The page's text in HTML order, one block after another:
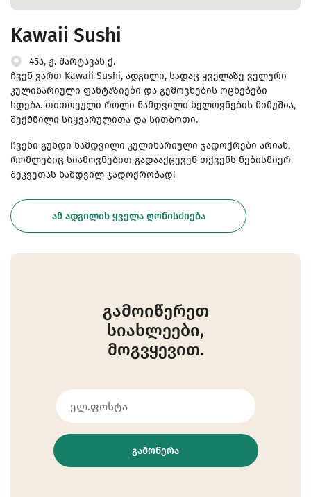
Kawaii Sushi
45ა, ჟ. შარტავას ქ.
ჩვენ ვართ Kawaii Sushi, ადგილი, სადაც ყველაზე ველური
კულინარიული ფანტაზიები და გემოვნების ოცნებები
ხდება. თითოეული როლი ნამდვილი ხელოვნების ნიმუშია,
შექმნილი სიყვარულითა და სითბოთი.
ჩვენი გუნდი ნამდვილი კულინარიული ჯადოქრები არიან,
რომლებიც სიამოვნებით გადააქცევენ თქვენს ნებისმიერ
შეკვეთას ნამდვილ ჯადოქრობად!
ᲐᲛ ᲐᲓᲒᲘᲚᲘᲡ ᲧᲕᲔᲚᲐ ᲦᲝᲜᲘᲡᲫᲘᲔᲑᲐ
გამოიწერეთ
სიახლეები,
მოგვყევით.
ᲒᲐᲛᲝᲬᲔᲠᲐ